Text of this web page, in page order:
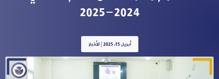
2024-2025
أبريل 15, 2025 |الأخبار